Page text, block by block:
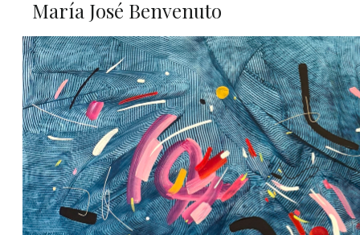
María José Benvenuto